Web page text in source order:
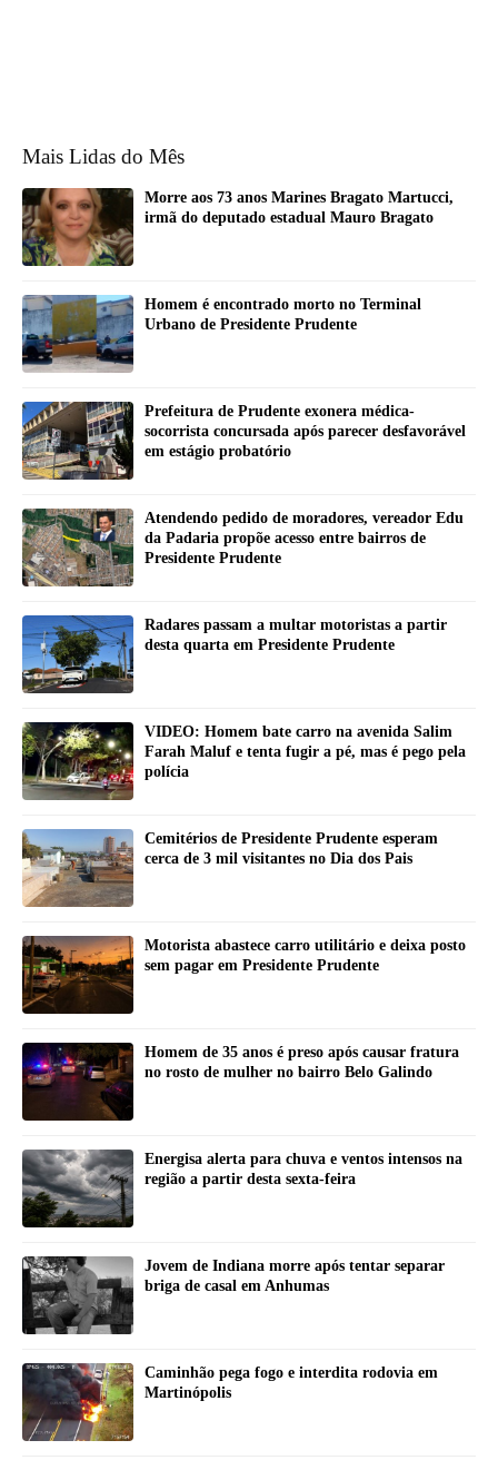
Mais Lidas do Mês
Morre aos 73 anos Marines Bragato Martucci,
irmã do deputado estadual Mauro Bragato
Homem é encontrado morto no Terminal
Urbano de Presidente Prudente
Prefeitura de Prudente exonera médica-
socorrista concursada após parecer desfavorável
em estágio probatório
Atendendo pedido de moradores, vereador Edu
da Padaria propõe acesso entre bairros de
Presidente Prudente
Radares passam a multar motoristas a partir
desta quarta em Presidente Prudente
VIDEO: Homem bate carro na avenida Salim
Farah Maluf e tenta fugir a pé, mas é pego pela
polícia
Cemitérios de Presidente Prudente esperam
cerca de 3 mil visitantes no Dia dos Pais
Motorista abastece carro utilitário e deixa posto
sem pagar em Presidente Prudente
Homem de 35 anos é preso após causar fratura
no rosto de mulher no bairro Belo Galindo
Energisa alerta para chuva e ventos intensos na
região a partir desta sexta-feira
Jovem de Indiana morre após tentar separar
briga de casal em Anhumas
Caminhão pega fogo e interdita rodovia em
Martinópolis